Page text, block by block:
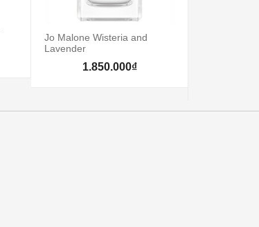
Jo Malone Wisteria and
Lavender
1.850.000₫